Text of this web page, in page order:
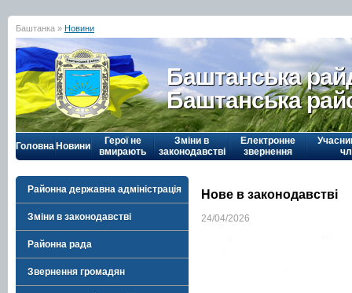
Баштанка » Новини
Баштанська
Баштанська
Головна Новини
Герої не
вмирають
Зміни в
законодавстві
Електронне
звернення
Районна державна адміністрація
Зміни в законодавстві
Районна рада
Звернення громадян
Нове в законодавстві
24/04/2026